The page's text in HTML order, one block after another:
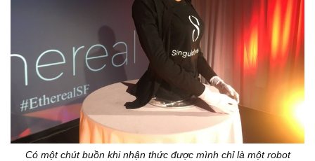
Có một chút buồn khi nhận thức được mình chỉ là một robot